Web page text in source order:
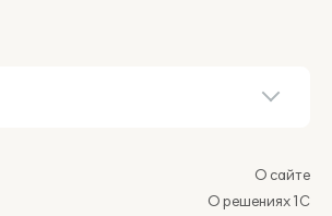
О сайте
О решениях 1С